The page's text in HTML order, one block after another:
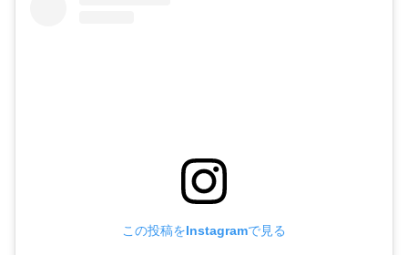
この投稿をInstagramで見る